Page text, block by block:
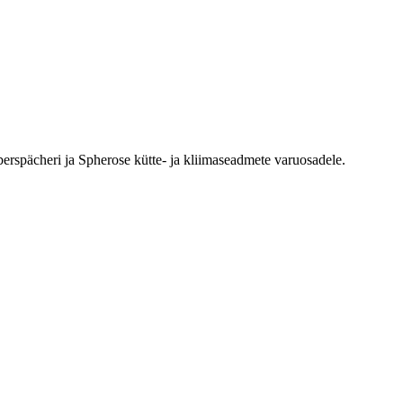
ja Spherose kütte- ja kliimaseadmete varuosadele.